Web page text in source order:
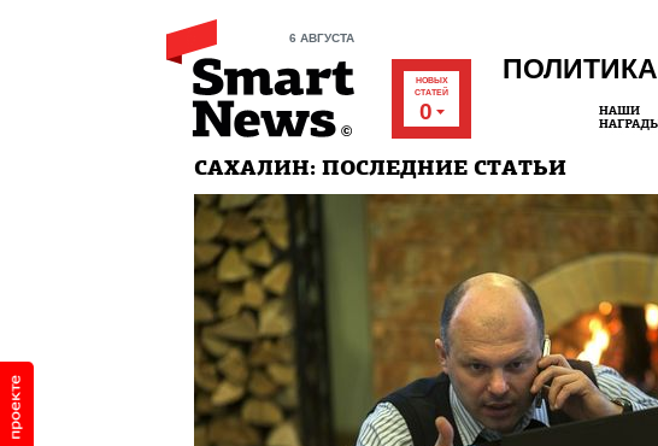
6 АВГУСТА
НОВЫХ
СТАТЕЙ
0
ПОЛИТИКА
САХАЛИН: ПОСЛЕДНИЕ СТАТЬИ